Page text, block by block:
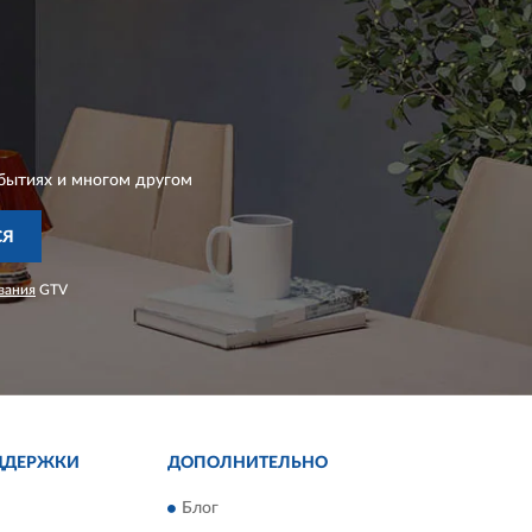
и многом другом
GTV
ДОПОЛНИТЕЛЬНО
Блог